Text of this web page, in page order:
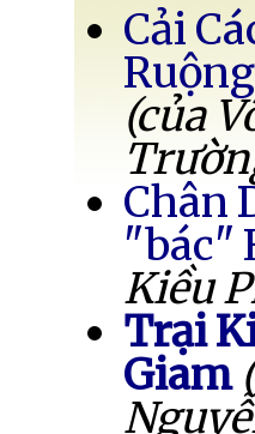
Cải
(của
Chân
"bác"
Kiều
Trại
Giam